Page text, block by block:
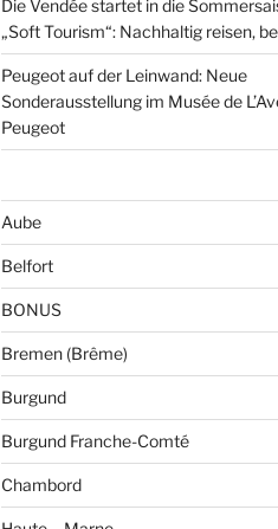
Die Vendée startet in die
„Soft Tourism“: Nachhaltig reisen,
Peugeot auf der Leinwand: Neue
Sonderausstellung im Musée de
Peugeot
Aube
Belfort
BONUS
Bremen (Brême)
Burgund
Burgund Franche-Comté
Chambord